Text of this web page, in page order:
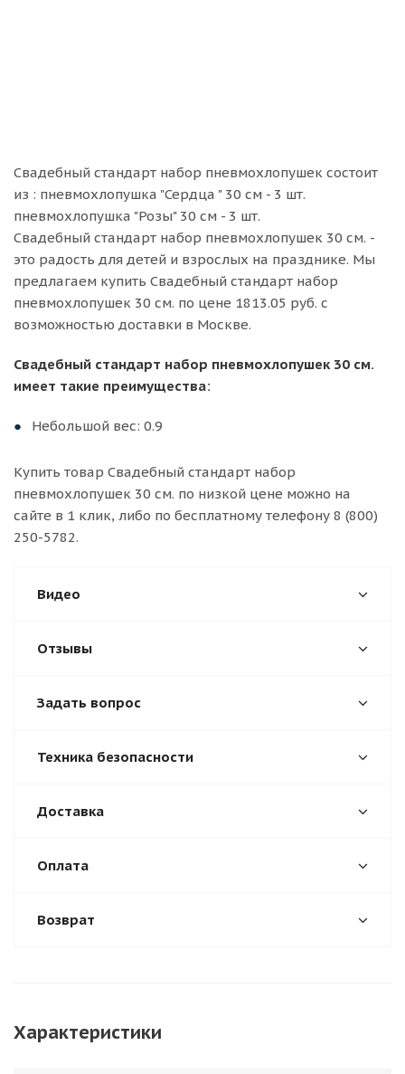
Свадебный стандарт набор пневмохлопушек состоит
из : пневмохлопушка "Сердца " 30 см - 3 шт.
пневмохлопушка "Розы" 30 см - 3 шт.
Свадебный стандарт набор пневмохлопушек 30 см. -
это радость для детей и взрослых на празднике. Мы
предлагаем купить Свадебный стандарт набор
пневмохлопушек 30 см. по цене 1813.05 руб. с
возможностью доставки в Москве.
Свадебный стандарт набор пневмохлопушек 30 см.
имеет такие преимущества:
Небольшой вес: 0.9
Купить товар Свадебный стандарт набор
пневмохлопушек 30 см. по низкой цене можно на
сайте в 1 клик, либо по бесплатному телефону 8 (800)
250-5782.
Видео
Отзывы
Задать вопрос
Техника безопасности
Доставка
Оплата
Возврат
Характеристики